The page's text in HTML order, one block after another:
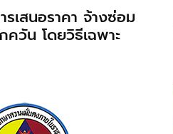
รเสนอราคา จ้างซ่อม
วัน โดยวิธีเฉพาะ